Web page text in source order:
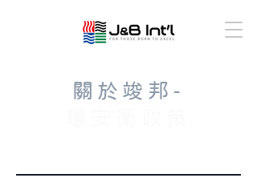
關於竣邦-